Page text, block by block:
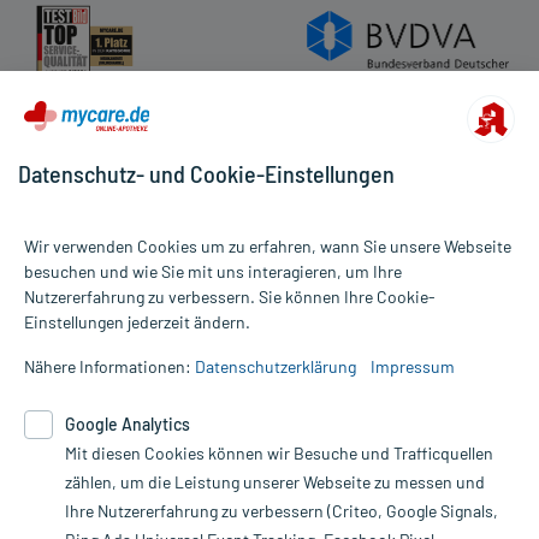
Cookie-Einstellungen
Rückgabe/Widerruf
Alle Preise gelten inkl. MwSt., ggf. zzgl. Versandkosten
Informationen auf dieser Website werden ausschließlich für
die Untersuchung und Behandlung durch einen Arzt. Bitte
Therapien eingeleitet werden können. | Diese Webseite benutzt
Google Analytics. Lesen Sie bitte dazu die wichtigen Hinweise in
unserer Datenschutzerklärung. Für den Widerruf einer Bestellung
nutzen Sie das Formular:
Datenschutz- und Cookie-Einstellungen
Wir verwenden Cookies um zu erfahren, wann Sie unsere Webseite
besuchen und wie Sie mit uns interagieren, um Ihre
Nutzererfahrung zu verbessern. Sie können Ihre Cookie-
Einstellungen jederzeit ändern.
Nähere Informationen: Datenschutzerklärung Impressum
Google Analytics
Mit diesen Cookies können wir Besuche und Trafficquellen
zählen, um die Leistung unserer Webseite zu messen und
Ihre Nutzererfahrung zu verbessern (Criteo, Google Signals,